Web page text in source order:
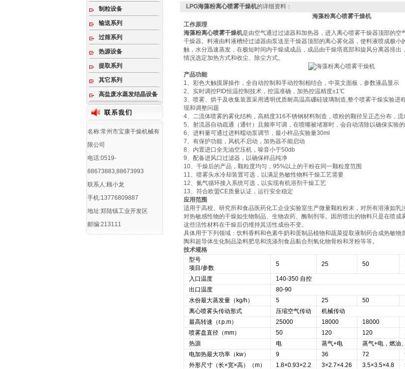
制粒设备
输送系列
过筛系列
热源设备
提取系列
其它系列
高盐废水蒸发结晶设备
名称:常州市宝康干燥机械有
限公司
电话:0519-
88673883,88673993
联系人:顾小龙
手机:13776809887
地址:郑陆镇工业开发区
邮编:213111
LPG海藻粉离心喷雾干燥机的详细资料：
海藻粉离心喷雾干燥机
工作原理
海藻粉离心喷雾干燥机是由空气通过过滤器和加热器，进入离心喷雾干燥器顶部的空
干燥器。料液由料液槽经过滤器由泵送至干燥器顶部的离心雾化器，使料液喷成极小
触，水分迅速蒸发，在极短时间内干燥成成品，成品由干燥塔底部和旋风分离器排出
情况选定加热方式和收尘、除尘方式。
产品功能
1、彩色大触摸屏操作，全自动控制和手动控制相结合，中英文面板，参数液晶显示
2、实时调控PID恒温控制技术，控温准确，加热控温精度±1℃
3、喷雾、烘干及收集装置采用透明优质耐高温高硼硅玻璃制造,整个喷雾干燥实验进
现和调整问题
4、二流体喷雾的雾化结构，高精度316不锈钢材料制造，喷粉的颗径呈正态分布，流
5、射流器自动疏通（通针）且频率可调，在喷嘴被堵塞时，会自动清除以确保实验
6、进料量可通过进料蠕动泵调节，最小样品实验量30ml
7、有保护功能，风机不启动，加热器不能启动
8、内置进口全无油空压机，噪音小于50db
9、配备进风口过滤器，以确保样品纯净
10、干燥后的产品，颗粒度均匀，95%以上的干粉在同一颗粒度范围
11、喷雾头水冷却装置可选，以满足热敏性物料干燥工艺需要
12、氮气循环接入系统可选，以实现有机溶剂干燥工艺
13、符合欧盟CE质量认证，运行安全稳定
应用范围
适用于高校、研究所和食品医药化工企业实验室生产微量颗粒粉末，对所有溶液如乳
对热敏感性物的干燥如生物制品、生物农药、酶制剂等。因所喷出的物料只是在喷成
这些活性材料在干燥后仍维持其活性成份不变。
具体用于下列领域：饮料香料和色素牛奶和蛋制品植物和蔬菜提取液制药合成热敏物
陶和超导体生化制品染料肥皂和洗涤剂食品黏合剂氧化物骨粉和牙粉等等。
技术规格
型号
项目/参数
5 25 50
入口温度
140-350 自控
出口温度
80-90
水份最大蒸发量（kg/h）
5 25 50
离心喷雾头传动形式
压缩空气传动
机械传动
最高转速（r.p.m）
25000 18000 18000
喷雾盘直径（mm）
50 120 120
热源
电 蒸气+电
蒸气+电，燃油
电加热最大功率（kw）
9 36 72
外形尺寸（长×宽×高）（m）
1.8×0.93×2.2 3×2.7×4.26 3.5×3.5×4.8